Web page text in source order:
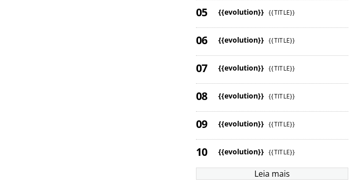
{{evolution}} {{TITLE}}
{{evolution}} {{TITLE}}
{{evolution}} {{TITLE}}
{{evolution}} {{TITLE}}
{{evolution}} {{TITLE}}
{{evolution}} {{TITLE}}
Leia mais